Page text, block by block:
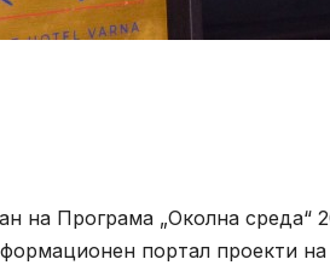
на Програма „Околна среда“
портал проекти на